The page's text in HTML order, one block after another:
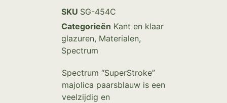
SKU SG-454C
Categorieën Kant en klaar
glazuren, Materialen,
Spectrum
Spectrum “SuperStroke”
majolica paarsblauw is een
veelzijdig en